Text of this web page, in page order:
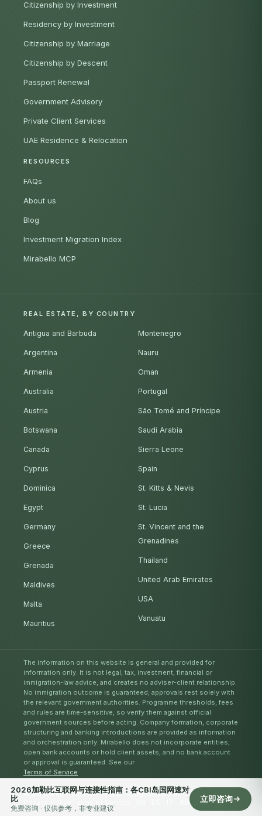
2026加勒比互联网与连接性指南：各CBI岛国网速对
比
免费咨询 · 仅供参考，非专业建议
立即咨询
Citizenship by Investment
Residency by Investment
Citizenship by Marriage
Citizenship by Descent
Passport Renewal
Government Advisory
Private Client Services
UAE Residence & Relocation
RESOURCES
FAQs
About us
Blog
Investment Migration Index
Mirabello MCP
REAL ESTATE, BY COUNTRY
Antigua and Barbuda
Argentina
Armenia
Australia
Austria
Botswana
Canada
Cyprus
Dominica
Egypt
Germany
Greece
Grenada
Maldives
Malta
Mauritius
Montenegro
Nauru
Oman
Portugal
São Tomé and Príncipe
Saudi Arabia
Sierra Leone
Spain
St. Kitts & Nevis
St. Lucia
St. Vincent and the
Grenadines
Thailand
United Arab Emirates
USA
Vanuatu
The information on this website is general and provided for
information only. It is not legal, tax, investment, financial or
immigration-law advice, and creates no adviser-client relationship.
No immigration outcome is guaranteed; approvals rest solely with
the relevant government authorities. Programme thresholds, fees
and rules are time-sensitive, so verify them against official
government sources before acting. Company formation, corporate
structuring and banking introductions are provided as information
and orchestration only: Mirabello does not incorporate entities,
open bank accounts or hold client assets, and no bank account
or approval is guaranteed. See our
Terms of Service
© Mirabello Consultancy Ltd. All rights reserved. 2026
ES RU ZH